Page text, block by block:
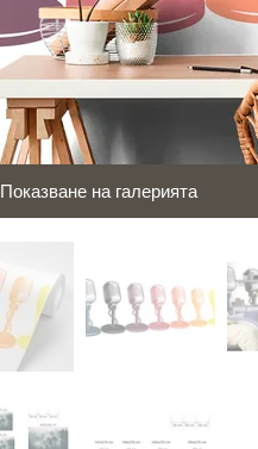
Показване на галерията